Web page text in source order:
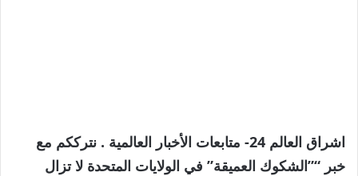
اشراق العالم 24- متابعات الأخبار العالمية . نترككم مع
خبر “”الشكوك العميقة” في الولايات المتحدة لا تزال